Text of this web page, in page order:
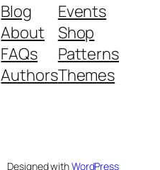
Blog
About
FAQs
Authors
Events
Shop
Patterns
Themes
Designed withWordPress